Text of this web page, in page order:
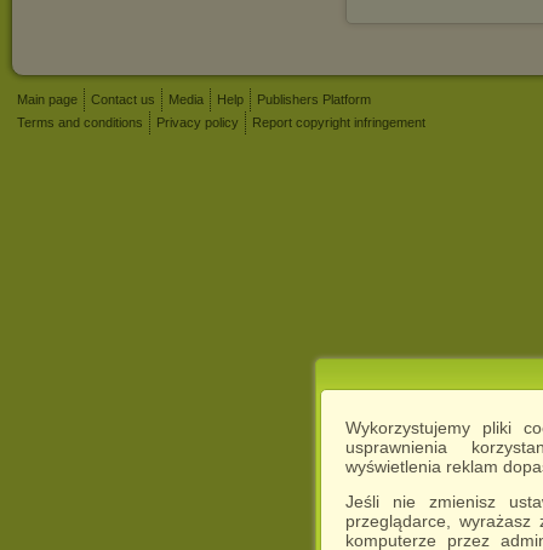
Wykorzystujemy pliki
usprawnienia
wyświetlenia reklam
Jeśli nie zmienisz
przeglądarce,
komputerze przez
Main page Contact us Media Help
Publishers Platform
Terms and conditions
Privacy policy Report copyright infringement